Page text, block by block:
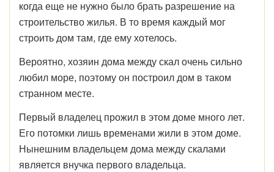
когда еще не нужно было брать разрешение на
строительство жилья. В то время каждый мог
строить дом там, где ему хотелось.
Вероятно, хозяин дома между скал очень сильно
любил море, поэтому он построил дом в таком
странном месте.
Первый владелец прожил в этом доме много лет.
Его потомки лишь временами жили в этом доме.
Нынешним владельцем дома между скалами
является внучка первого владельца.